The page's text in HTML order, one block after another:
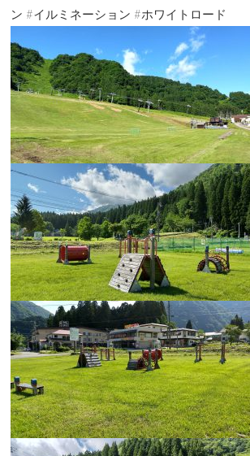
ン #イルミネーション #ホワイトロード